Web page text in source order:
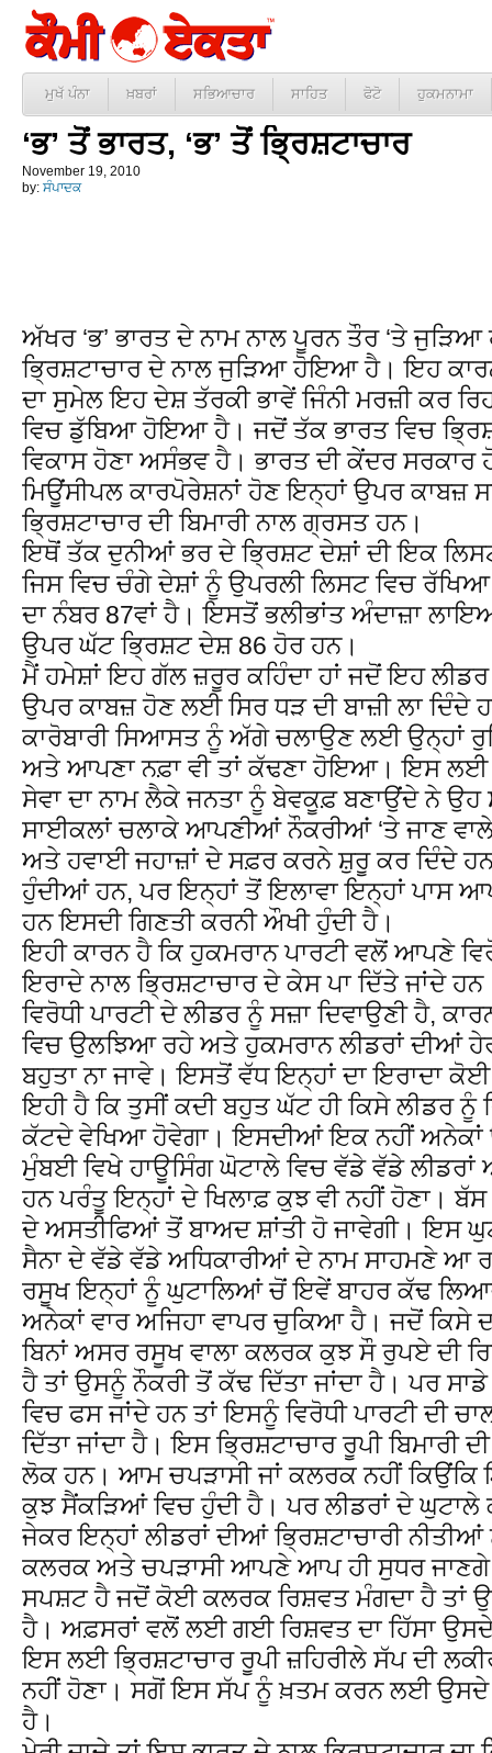
ਮੁਖੱ ਪੰਨਾ ਖ਼ਬਰਾਂ ਸਭਿਆਚਾਰ ਸਾਹਿਤ ਫੋਟੋ ਹੁਕਮਨਾਮਾ
‘ਭ’ ਤੋਂ ਭਾਰਤ, ‘ਭ’ ਤੋਂ ਭ੍ਰਿਸ਼ਟਾਚਾਰ
November 19, 2010
by: ਸੰਪਾਦਕ
ਅੱਖਰ ‘ਭ’ ਭਾਰਤ ਦੇ ਨਾਮ ਨਾਲ ਪੂਰਨ ਤੌਰ ‘ਤੇ
ਭ੍ਰਿਸ਼ਟਾਚਾਰ ਦੇ ਨਾਲ ਜੁੜਿਆ ਹੋਇਆ ਹੈ। ਇਹ
ਦਾ ਸੁਮੇਲ ਇਹ ਦੇਸ਼ ਤੱਰਕੀ ਭਾਵੇਂ ਜਿੰਨੀ ਮਰਜ਼ੀ ਕਰ
ਵਿਚ ਡੁੱਬਿਆ ਹੋਇਆ ਹੈ। ਜਦੋਂ ਤੱਕ ਭਾਰਤ ਵਿਚ
ਵਿਕਾਸ ਹੋਣਾ ਅਸੰਭਵ ਹੈ। ਭਾਰਤ ਦੀ ਕੇਂਦਰ ਸਰਕਾਰ
ਮਿਊਂਸੀਪਲ ਕਾਰਪੋਰੇਸ਼ਨਾਂ ਹੋਣ ਇਨ੍ਹਾਂ ਉਪਰ ਕਾਬਜ਼
ਭ੍ਰਿਸ਼ਟਾਚਾਰ ਦੀ ਬਿਮਾਰੀ ਨਾਲ ਗ੍ਰਸਤ ਹਨ।
ਇਥੋਂ ਤੱਕ ਦੁਨੀਆਂ ਭਰ ਦੇ ਭ੍ਰਿਸ਼ਟ ਦੇਸ਼ਾਂ ਦੀ ਇਕ
ਜਿਸ ਵਿਚ ਚੰਗੇ ਦੇਸ਼ਾਂ ਨੂੰ ਉਪਰਲੀ ਲਿਸਟ ਵਿਚ
ਦਾ ਨੰਬਰ 87ਵਾਂ ਹੈ। ਇਸਤੋਂ ਭਲੀਭਾਂਤ ਅੰਦਾਜ਼ਾ
ਉਪਰ ਘੱਟ ਭ੍ਰਿਸ਼ਟ ਦੇਸ਼ 86 ਹੋਰ ਹਨ।
ਮੈਂ ਹਮੇਸ਼ਾਂ ਇਹ ਗੱਲ ਜ਼ਰੂਰ ਕਹਿੰਦਾ ਹਾਂ ਜਦੋਂ ਇਹ
ਉਪਰ ਕਾਬਜ਼ ਹੋਣ ਲਈ ਸਿਰ ਧੜ ਦੀ ਬਾਜ਼ੀ ਲਾ
ਕਾਰੋਬਾਰੀ ਸਿਆਸਤ ਨੂੰ ਅੱਗੇ ਚਲਾਉਣ ਲਈ ਉਨ੍ਹਾਂ
ਅਤੇ ਆਪਣਾ ਨਫ਼ਾ ਵੀ ਤਾਂ ਕੱਢਣਾ ਹੋਇਆ। ਇਸ ਲਈ
ਸੇਵਾ ਦਾ ਨਾਮ ਲੈਕੇ ਜਨਤਾ ਨੂੰ ਬੇਵਕੂਫ਼ ਬਣਾਉਂਦੇ ਨੇ
ਸਾਈਕਲਾਂ ਚਲਾਕੇ ਆਪਣੀਆਂ ਨੌਕਰੀਆਂ ‘ਤੇ ਜਾਣ
ਅਤੇ ਹਵਾਈ ਜਹਾਜ਼ਾਂ ਦੇ ਸਫ਼ਰ ਕਰਨੇ ਸ਼ੁਰੂ ਕਰ ਦਿੰਦੇ
ਹੁੰਦੀਆਂ ਹਨ, ਪਰ ਇਨ੍ਹਾਂ ਤੋਂ ਇਲਾਵਾ ਇਨ੍ਹਾਂ ਪਾਸ
ਹਨ ਇਸਦੀ ਗਿਣਤੀ ਕਰਨੀ ਔਖੀ ਹੁੰਦੀ ਹੈ।
ਇਹੀ ਕਾਰਨ ਹੈ ਕਿ ਹੁਕਮਰਾਨ ਪਾਰਟੀ ਵਲੋਂ ਆਪਣੇ
ਇਰਾਦੇ ਨਾਲ ਭ੍ਰਿਸ਼ਟਾਚਾਰ ਦੇ ਕੇਸ ਪਾ ਦਿੱਤੇ ਜਾਂਦੇ
ਵਿਰੋਧੀ ਪਾਰਟੀ ਦੇ ਲੀਡਰ ਨੂੰ ਸਜ਼ਾ ਦਿਵਾਉਣੀ ਹੈ,
ਵਿਚ ਉਲਝਿਆ ਰਹੇ ਅਤੇ ਹੁਕਮਰਾਨ ਲੀਡਰਾਂ ਦੀਆਂ
ਬਹੁਤਾ ਨਾ ਜਾਵੇ। ਇਸਤੋਂ ਵੱਧ ਇਨ੍ਹਾਂ ਦਾ ਇਰਾਦਾ
ਇਹੀ ਹੈ ਕਿ ਤੁਸੀਂ ਕਦੀ ਬਹੁਤ ਘੱਟ ਹੀ ਕਿਸੇ ਲੀਡਰ ਨੂੰ
ਕੱਟਦੇ ਵੇਖਿਆ ਹੋਵੇਗਾ। ਇਸਦੀਆਂ ਇਕ ਨਹੀਂ ਅਨੇਕਾਂ
ਮੁੰਬਈ ਵਿਖੇ ਹਾਊਸਿੰਗ ਘੋਟਾਲੇ ਵਿਚ ਵੱਡੇ ਵੱਡੇ
ਹਨ ਪਰੰਤੂ ਇਨ੍ਹਾਂ ਦੇ ਖਿਲਾਫ਼ ਕੁਝ ਵੀ ਨਹੀਂ ਹੋਣਾ।
ਦੇ ਅਸਤੀਫਿਆਂ ਤੋਂ ਬਾਅਦ ਸ਼ਾਂਤੀ ਹੋ ਜਾਵੇਗੀ। ਇਸ
ਸੈਨਾ ਦੇ ਵੱਡੇ ਵੱਡੇ ਅਧਿਕਾਰੀਆਂ ਦੇ ਨਾਮ ਸਾਹਮਣੇ ਆ
ਰਸੂਖ ਇਨ੍ਹਾਂ ਨੂੰ ਘੁਟਾਲਿਆਂ ਚੋਂ ਇਵੇਂ ਬਾਹਰ ਕੱਢ
ਅਨੇਕਾਂ ਵਾਰ ਅਜਿਹਾ ਵਾਪਰ ਚੁਕਿਆ ਹੈ। ਜਦੋਂ ਕਿਸੇ
ਬਿਨਾਂ ਅਸਰ ਰਸੂਖ ਵਾਲਾ ਕਲਰਕ ਕੁਝ ਸੌ ਰੁਪਏ ਦੀ
ਹੈ ਤਾਂ ਉਸਨੂੰ ਨੌਕਰੀ ਤੋਂ ਕੱਢ ਦਿੱਤਾ ਜਾਂਦਾ ਹੈ। ਪਰ
ਵਿਚ ਫਸ ਜਾਂਦੇ ਹਨ ਤਾਂ ਇਸਨੂੰ ਵਿਰੋਧੀ ਪਾਰਟੀ ਦੀ
ਦਿੱਤਾ ਜਾਂਦਾ ਹੈ। ਇਸ ਭ੍ਰਿਸ਼ਟਾਚਾਰ ਰੂਪੀ ਬਿਮਾਰੀ
ਲੋਕ ਹਨ। ਆਮ ਚਪੜਾਸੀ ਜਾਂ ਕਲਰਕ ਨਹੀਂ ਕਿਉਂਕਿ
ਕੁਝ ਸੈਂਕੜਿਆਂ ਵਿਚ ਹੁੰਦੀ ਹੈ। ਪਰ ਲੀਡਰਾਂ ਦੇ
ਜੇਕਰ ਇਨ੍ਹਾਂ ਲੀਡਰਾਂ ਦੀਆਂ ਭ੍ਰਿਸ਼ਟਾਚਾਰੀ
ਕਲਰਕ ਅਤੇ ਚਪੜਾਸੀ ਆਪਣੇ ਆਪ ਹੀ ਸੁਧਰ
ਸਪਸ਼ਟ ਹੈ ਜਦੋਂ ਕੋਈ ਕਲਰਕ ਰਿਸ਼ਵਤ ਮੰਗਦਾ ਹੈ ਤਾਂ
ਹੈ। ਅਫ਼ਸਰਾਂ ਵਲੋਂ ਲਈ ਗਈ ਰਿਸ਼ਵਤ ਦਾ ਹਿੱਸਾ
ਇਸ ਲਈ ਭ੍ਰਿਸ਼ਟਾਚਾਰ ਰੂਪੀ ਜ਼ਹਿਰੀਲੇ ਸੱਪ ਦੀ
ਨਹੀਂ ਹੋਣਾ। ਸਗੋਂ ਇਸ ਸੱਪ ਨੂੰ ਖ਼ਤਮ ਕਰਨ ਲਈ ਉਸਦੇ
ਹੈ।